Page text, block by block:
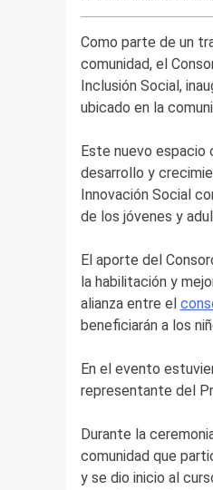
Como parte de un
comunidad, el
Inclusión Social,
ubicado en la
Este nuevo espacio
desarrollo y
Innovación Social
de los jóvenes y
El aporte del
la habilitación y
alianza entre el
beneficiarán a los
En el evento
representante del
Durante la
comunidad que
y se dio inicio al